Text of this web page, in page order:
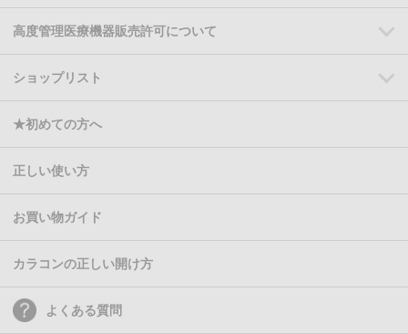
高度管理医療機器販売許可について
ショップリスト
★初めての方へ
正しい使い方
お買い物ガイド
カラコンの正しい開け方
よくある質問